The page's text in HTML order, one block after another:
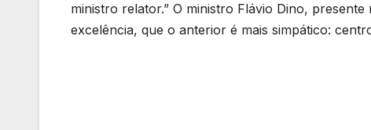
ministro relator.” O ministro Flávio Dino,
excelência, que o anterior é mais simpático: